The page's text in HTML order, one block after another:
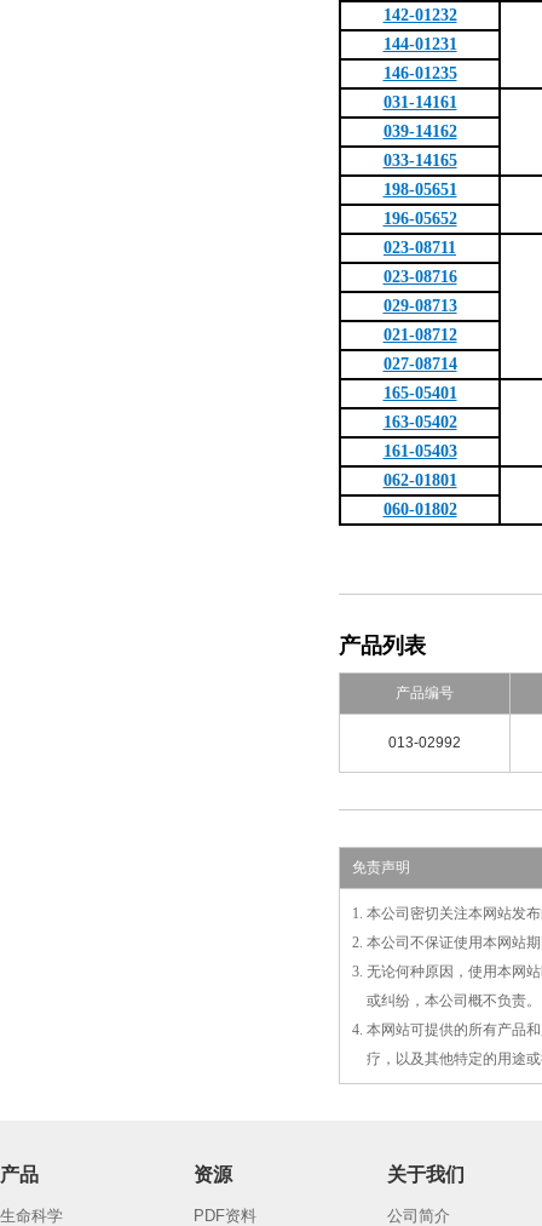
142-01232
144-01231
146-01235
031-14161
039-14162
033-14165
198-05651
196-05652
023-08711
023-08716
029-08713
021-08712
027-08714
165-05401
163-05402
161-05403
062-01801
060-01802
产品列表
产品编号
013-02992
免责声明
1. 本公司密切关注本网站发
2. 本公司不保证使用本网站
3. 无论何种原因，使用本网
或纠纷，本公司概不负责。
4. 本网站可提供的所有产品
疗，以及其他特定的用途
产品
生命科学
资源
PDF资料
关于我们
公司简介